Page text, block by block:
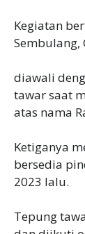
Kegiatan
Sembulang,
diawali
tawar saat
atas nama
Ketiganya
bersedia
2023 lalu.
Tepung